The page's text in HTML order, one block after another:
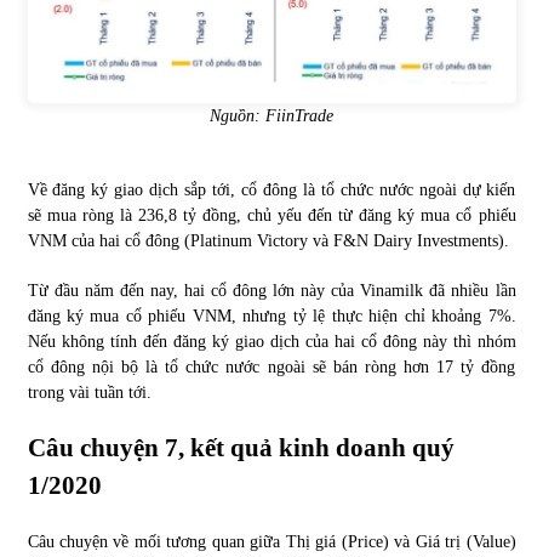
Nguồn: FiinTrade
Về đăng ký giao dịch sắp tới, cổ đông là tổ chức nước ngoài dự kiến
sẽ mua ròng là 236,8 tỷ đồng, chủ yếu đến từ đăng ký mua cổ phiếu
VNM của hai cổ đông (Platinum Victory và F&N Dairy Investments).
Từ đầu năm đến nay, hai cổ đông lớn này của Vinamilk đã nhiều lần
đăng ký mua cổ phiếu VNM, nhưng tỷ lệ thực hiện chỉ khoảng 7%.
Nếu không tính đến đăng ký giao dịch của hai cổ đông này thì nhóm
cổ đông nội bộ là tổ chức nước ngoài sẽ bán ròng hơn 17 tỷ đồng
trong vài tuần tới.
Câu chuyện 7, kết quả kinh doanh quý
1/2020
Câu chuyện về mối tương quan giữa Thị giá (Price) và Giá trị (Value)